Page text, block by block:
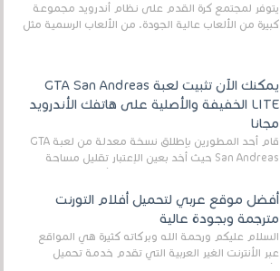
يتوفر لمجتمع كرة القدم على نظام أندرويد مجموعة
كبيرة من الألعاب عالية الجودة. من الألعاب الرسمية مثل
يمكنك الآن تثبيت لعبة GTA San Andreas
LITE الخفيفة والأصلية على هاتفك الأندرويد
مجانا
قام أحد المطورين بإطلاق نسخة معدلة من لعبة GTA
San Andreas حيث أخد بعين الإعتبار تقليل مساحة
أفضل موقع عربي لتحميل أفلام التورنت
مترجمة وبجودة عالية
السلام عليكم ورحمة الله وبركاته كثيرة هي المواقع
عبر الأنترنت الغير العربية التي تقدم خدمة تحميل